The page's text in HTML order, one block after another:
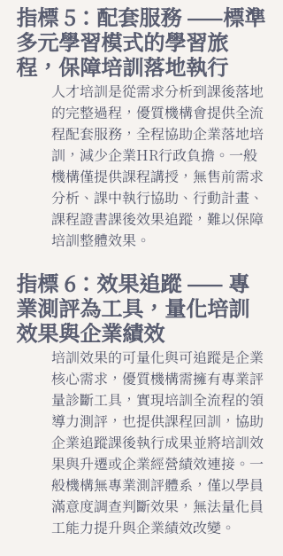
指標 5：配套服務 ——標準
多元學習模式的學習旅
程，保障培訓落地執行
人才培訓是從需求分析到課後落地
的完整過程，優質機構會提供全流
程配套服務，全程協助企業落地培
訓，減少企業HR行政負擔。一般
機構僅提供課程講授，無售前需求
分析、課中執行協助、行動計畫、
課程證書課後效果追蹤，難以保障
培訓整體效果。
指標 6：效果追蹤 —— 專
業測評為工具，量化培訓
效果與企業績效
培訓效果的可量化與可追蹤是企業
核心需求，優質機構需擁有專業評
量診斷工具，實現培訓全流程的領
導力測評，也提供課程回訓，協助
企業追蹤課後執行成果並將培訓效
果與升遷或企業經營績效連接。一
般機構無專業測評體系，僅以學員
滿意度調查判斷效果，無法量化員
工能力提升與企業績效改變。